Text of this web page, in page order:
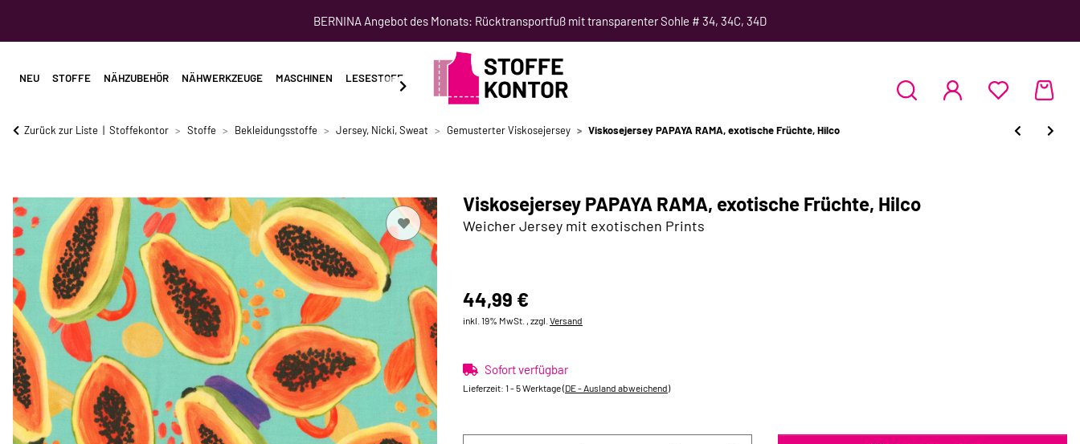
BERNINA Angebot des Monats: Rücktransportfuß mit transparenter Sohle # 34, 34C, 34D
NEU STOFFE NÄHZUBEHÖR NÄHWERKZEUGE MASCHINEN LESESTOFF SCHNITTMUSTER NÄHKURSE
Zurück zur Liste Stoffekontor Stoffe Bekleidungsstoffe Jersey, Nicki, Sweat Gemusterter Viskosejersey Viskosejersey PAPAYA RAMA, exotische Früchte, Hilco
Viskosejersey PAPAYA RAMA, exotische Früchte, Hilco
Weicher Jersey mit exotischen Prints
44,99 €
inkl. 19% MwSt. , zzgl. Versand
Sofort verfügbar
Lieferzeit: 1 - 5 Werktage(DE - Ausland abweichend)